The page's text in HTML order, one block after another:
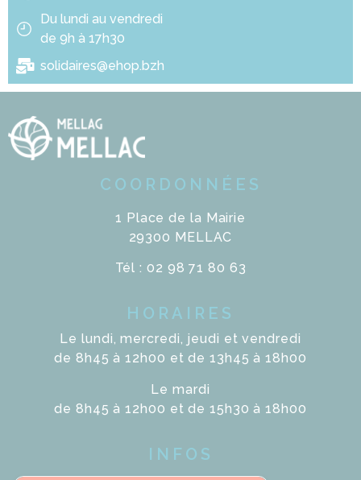
Du lundi au vendredi
de 9h à 17h30
solidaires@ehop.bzh
COORDONNÉES
1 Place de la Mairie
29300 MELLAC
Tél : 02 98 71 80 63
HORAIRES
Le lundi, mercredi, jeudi et vendredi
de 8h45 à 12h00 et de 13h45 à 18h00
Le mardi
de 8h45 à 12h00 et de 15h30 à 18h00
INFOS